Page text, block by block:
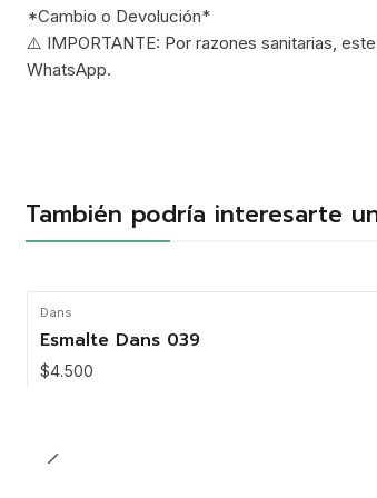
*Cambio o Devolución*
⚠️ IMPORTANTE: Por razones sanitarias,
WhatsApp.
También podría interesarte
Dans
Esmalte Dans 039
$4.500